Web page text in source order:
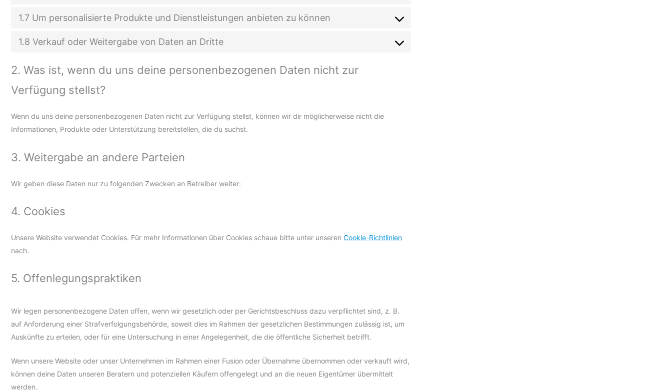
1.7 Um personalisierte Produkte und Dienstleistungen anbieten zu können
1.8 Verkauf oder Weitergabe von Daten an Dritte
2. Was ist, wenn du uns deine personenbezogenen Daten nicht zur
Verfügung stellst?
Wenn du uns deine personenbezogenen Daten nicht zur Verfügung stellst, können wir dir möglicherweise nicht die
Informationen, Produkte oder Unterstützung bereitstellen, die du suchst.
3. Weitergabe an andere Parteien
Wir geben diese Daten nur zu folgenden Zwecken an Betreiber weiter:
4. Cookies
Unsere Website verwendet Cookies. Für mehr Informationen über Cookies schaue bitte unter unseren Cookie-Richtlinien
nach.
5. Offenlegungspraktiken
Wir legen personenbezogene Daten offen, wenn wir gesetzlich oder per Gerichtsbeschluss dazu verpflichtet sind, z. B.
auf Anforderung einer Strafverfolgungsbehörde, soweit dies im Rahmen der gesetzlichen Bestimmungen zulässig ist, um
Auskünfte zu erteilen, oder für eine Untersuchung in einer Angelegenheit, die die öffentliche Sicherheit betrifft.
Wenn unsere Website oder unser Unternehmen im Rahmen einer Fusion oder Übernahme übernommen oder verkauft wird,
können deine Daten unseren Beratern und potenziellen Käufern offengelegt und an die neuen Eigentümer übermittelt
werden.